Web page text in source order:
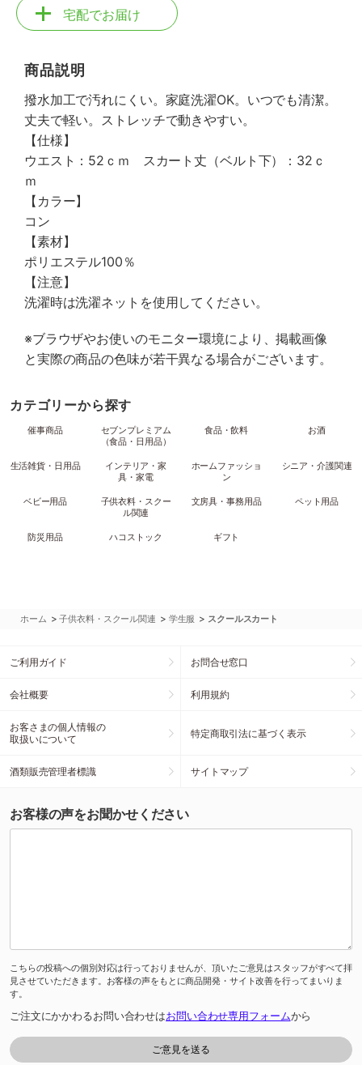
宅配でお届け
商品説明
撥水加工で汚れにくい。家庭洗濯OK。いつでも清潔。
丈夫で軽い。ストレッチで動きやすい。
【仕様】
ウエスト：52ｃｍ スカート丈（ベルト下）：32ｃ
ｍ
【カラー】
コン
【素材】
ポリエステル100％
【注意】
洗濯時は洗濯ネットを使用してください。
※ブラウザやお使いのモニター環境により、掲載画像
と実際の商品の色味が若干異なる場合がございます。
カテゴリーから探す
催事商品
セブンプレミアム
（食品・日用品）
食品・飲料 お酒
生活雑貨・日用品
インテリア・家
具・家電
ホームファッショ
ン
シニア・介護関連
ベビー用品
子供衣料・スクー
ル関連
文房具・事務用品 ペット用品
防災用品 ハコストック ギフト
ホーム >子供衣料・スクール関連 > 学生服 > スクールスカート
ご利用ガイド お問合せ窓口
会社概要 利用規約
お客さまの個人情報の
取扱いについて
特定商取引法に基づく表示
酒類販売管理者標識 サイトマップ
お客様の声をお聞かせください
こちらの投稿への個別対応は行っておりませんが、頂いたご意見はスタッフがすべて拝
見させていただきます。お客様の声をもとに商品開発・サイト改善を行ってまいりま
す。
ご注文にかかわるお問い合わせはお問い合わせ専用フォームから